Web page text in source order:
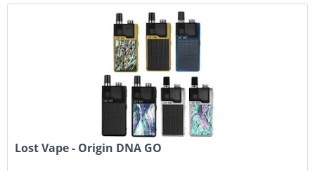
Lost Vape - Origin DNA GO